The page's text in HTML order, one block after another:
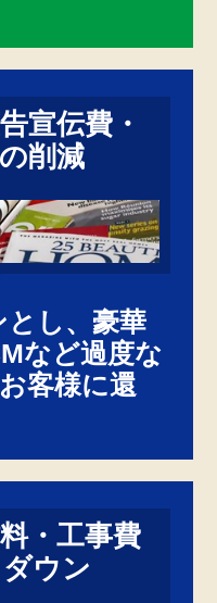
宣伝費・
削減
し、豪華
など過度な
客様に還
・工事費
ウン